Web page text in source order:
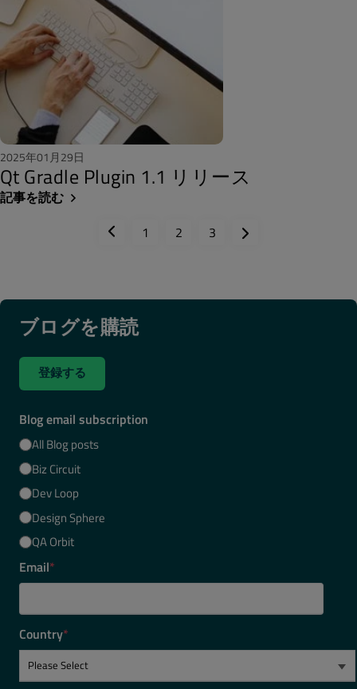
2025年01月29日
Qt Gradle Plugin 1.1 リリース
記事を読む
1
2 3
ブログを購読
登録する
Blog email subscription
All Blog posts
Biz Circuit
Dev Loop
Design Sphere
QA Orbit
Email*
Country*